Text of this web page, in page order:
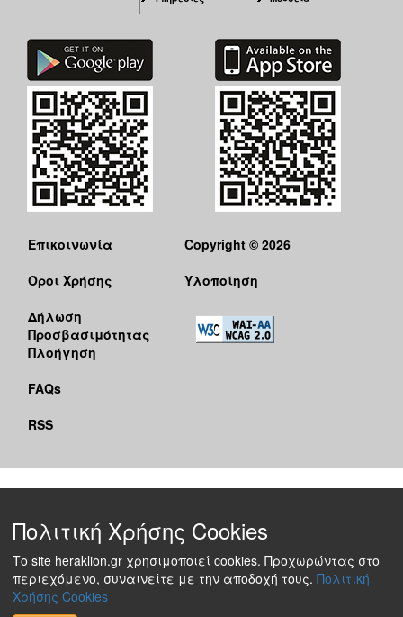
Επικοινωνία
Όροι Χρήσης
Δήλωση
Προσβασιμότητας
Πλοήγηση
FAQs
RSS
Copyright © 2026
Υλοποίηση
Πολιτική Χρήσης Cookies
Το site heraklion.gr χρησιμοποιεί cookies. Προχωρώντας στο
περιεχόμενο, συναινείτε με την αποδοχή τους. Πολιτική
Χρήσης Cookies